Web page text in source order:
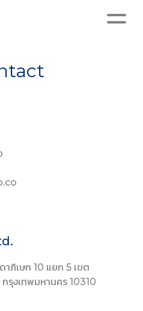
าภิเษก 10 แยก 5 เขต
รุงเทพมหานคร 10310